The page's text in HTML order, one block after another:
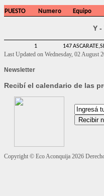
PUESTO Numero Equipo
Y -
1 147
Last Updated on Wednesday, 02 August
Newsletter
Recibí el calendario de las
Copyright © Eco Aconquija 2026